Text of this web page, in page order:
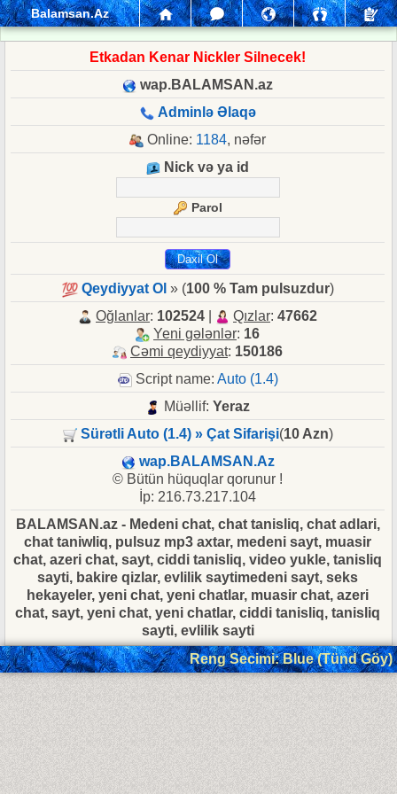
Balamsan.Az
Etkadan Kenar Nickler Silnecek!
wap.BALAMSAN.az
Adminlə Əlaqə
Online: 1184, nəfər
Nick və ya id
Parol
Qeydiyyat Ol » (100 % Tam pulsuzdur)
Oğlanlar: 102524 Qızlar: 47662
Yeni gələnlər: 16
Cəmi qeydiyyat: 150186
Script name: Auto (1.4)
Müəllif: Yeraz
Sürətli Auto (1.4) » Çat Sifarişi(10 Azn)
wap.BALAMSAN.Az
© Bütün hüquqlar qorunur !
İp: 216.73.217.104
BALAMSAN.az - Medeni chat, chat tanisliq, chat adlari,
chat taniwliq, pulsuz mp3 axtar, medeni sayt, muasir
chat, azeri chat, sayt, ciddi tanisliq, video yukle, tanisliq
sayti, bakire qizlar, evlilik saytimedeni sayt, seks
hekayeler, yeni chat, yeni chatlar, muasir chat, azeri
chat, sayt, yeni chat, yeni chatlar, ciddi tanisliq, tanisliq
sayti, evlilik sayti
Reng Secimi: Blue (Tünd Göy)